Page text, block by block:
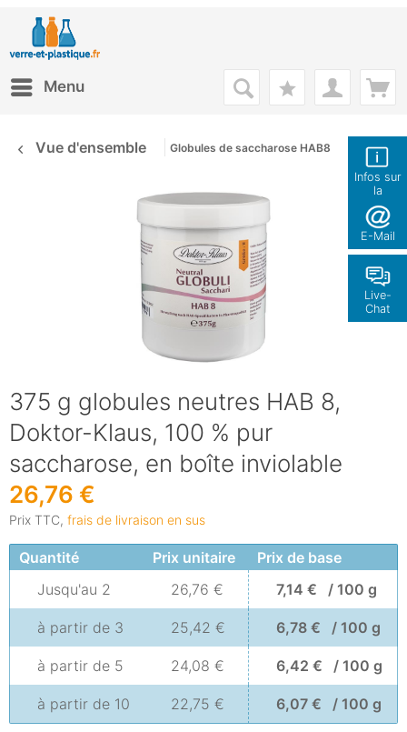
Infos sur
la
boutique
E-Mail
Live-
Chat
Menu
Vue d'ensemble Globules de saccharose HAB8
375 g globules neutres HAB 8,
Doktor-Klaus, 100 % pur
saccharose, en boîte inviolable
26,76 €
Prix TTC, frais de livraison en sus
Quantité Prix unitaire
Prix de base
Jusqu'au 2 26,76 € 7,14 € / 100 g
à partir de 3 25,42 € 6,78 € / 100 g
à partir de 5 24,08 € 6,42 € / 100 g
à partir de 10 22,75 € 6,07 € / 100 g